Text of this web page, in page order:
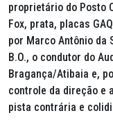
proprietário do Posto
Fox, prata, placas
por Marco Antônio da
B.O., o condutor do
Bragança/Atibaia e,
controle da direção e
pista contrária e